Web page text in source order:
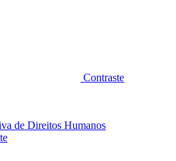
Contraste
de Direitos Humanos